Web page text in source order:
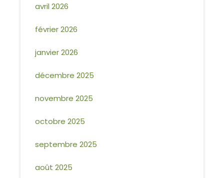
avril 2026
février 2026
janvier 2026
décembre 2025
novembre 2025
octobre 2025
septembre 2025
août 2025